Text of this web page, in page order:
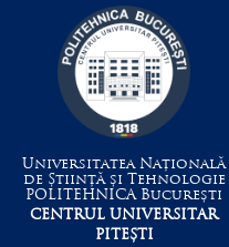
Universitatea Națională
de Știință și Tehnologie
POLITEHNICABucurești
CENTRUL UNIVERSITAR
PITEȘTI